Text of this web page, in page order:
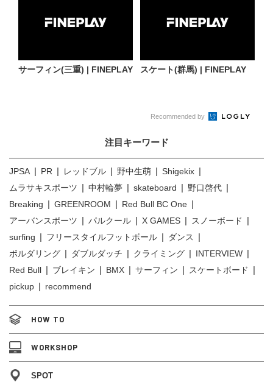
サーフィン(三重) | FINEPLAY スケート(群馬) | FINEPLAY
Recommended by
注目キーワード
JPSA PR レッドブル 野中生萌
Shigekix
ムラサキスポーツ
中村輪夢 skateboard
野口啓代
Breaking
GREENROOM
Red Bull BC One
アーバンスポーツ
パルクール X GAMES
スノーボード
surfing
フリースタイルフットボール
ダンス
ボルダリング
ダブルダッチ クライミング
INTERVIEW
Red Bull
ブレイキン BMX サーフィン
スケートボード
pickup
recommend
HOW TO
WORKSHOP
SPOT